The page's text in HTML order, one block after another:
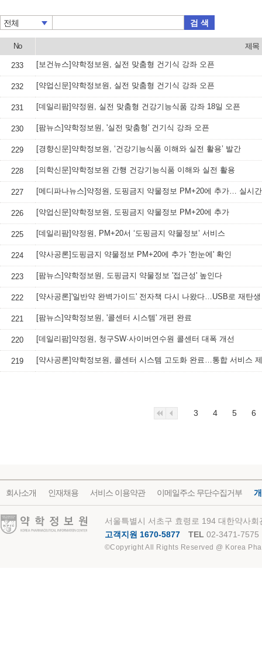
전체 검 색
No 제목
233 [보건뉴스]약학정보원, 실전 맞춤형 건기식 강좌 오픈
232 [약업신문]약학정보원, 실전 맞춤형 건기식 강좌 오픈
231 [데일리팜]약정원, 실전 맞춤형 건강기능식품 강좌 18일 오픈
230 [팜뉴스]약학정보원, '실전 맞춤형' 건기식 강좌 오픈
229 [경향신문]약학정보원, ‘건강기능식품 이해와 실전 활용’ 발간
228 [의학신문]약학정보원 간행 건강기능식품 이해와 실전 활용
227 [메디파나뉴스]약정원, 도핑금지 약물정보 PM+20에 추가… 실시
226 [약업신문]약학정보원, 도핑금지 약물정보 PM+20에 추가
225 [데일리팜]약정원, PM+20서 ‘도핑금지 약물정보’ 서비스
224 [약사공론]도핑금지 약물정보 PM+20에 추가 '한눈에' 확인
223 [팜뉴스]약학정보원, 도핑금지 약물정보 '접근성' 높인다
222 [약사공론]'일반약 완벽가이드' 전자책 다시 나왔다…USB로 재탄생
221 [팜뉴스]약학정보원, '콜센터 시스템' 개편 완료
220 [데일리팜]약정원, 청구SW·사이버연수원 콜센터 대폭 개선
219 [약사공론]약학정보원, 콜센터 시스템 고도화 완료…통합 서비스
3 4 5 6
회사소개 인재채용 서비스 이용약관 이메일주소 무단수집거부
약학정보원
서울특별시 서초구 효령로 194 대한약사
고객지원 1670-5877
TEL 02-3471-7575
©Copyright All Rights Reserved @ Korea